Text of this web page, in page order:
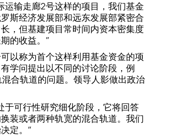
输走廊2号这样的项目，我们基金
斯经济发展部和远东发展部紧密合
，但基建项目常时间内资本密集度
的收益。”
以称为首个这样利用基金资金的项
学问提出以不同的讨论阶段，例
合轨道的问题。领导人影做出政治
于可行性研究细化阶段，它将回答
装或者两种轨宽的混合轨道。我们
定。”